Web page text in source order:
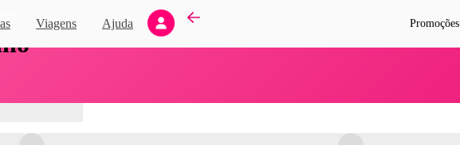
Viagens Ajuda Promoções